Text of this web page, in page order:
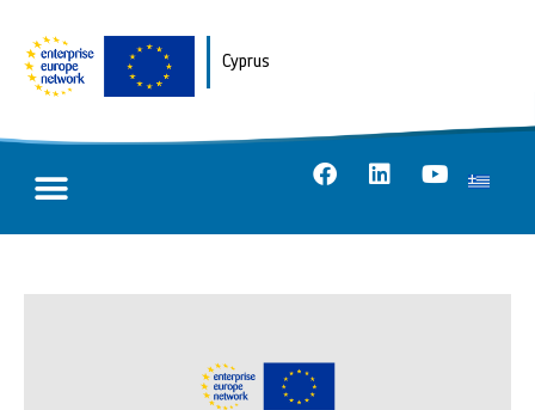
Cyprus